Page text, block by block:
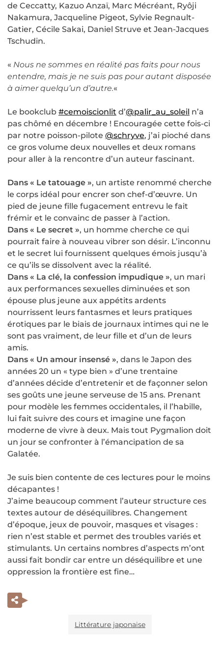
de Ceccatty, Kazuo Anzaï, Marc Mécréant, Ryôji
Nakamura, Jacqueline Pigeot, Sylvie Regnault-
Gatier, Cécile Sakai, Daniel Struve et Jean-Jacques
Tschudin.
« Nous ne sommes en réalité pas faits pour nous
entendre, mais je ne suis pas pour autant disposée
à aimer quelqu’un d’autre.«
Le bookclub #cemoiscionlit d’@palir_au_soleil n’a
pas chômé en décembre ! Encouragée cette fois-ci
par notre poisson-pilote @schryve, j’ai pioché dans
ce gros volume deux nouvelles et deux romans
pour aller à la rencontre d’un auteur fascinant.
Dans « Le tatouage », un artiste renommé cherche
le corps idéal pour encrer son chef-d’œuvre. Un
pied de jeune fille fugacement entrevu le fait
frémir et le convainc de passer à l’action.
Dans « Le secret », un homme cherche ce qui
pourrait faire à nouveau vibrer son désir. L’inconnu
et le secret lui fournissent quelques émois jusqu’à
ce qu’ils se dissolvent avec la réalité.
Dans « La clé, la confession impudique », un mari
aux performances sexuelles diminuées et son
épouse plus jeune aux appétits ardents
nourrissent leurs fantasmes et leurs pratiques
érotiques par le biais de journaux intimes qui ne le
sont pas vraiment, de leur fille et d’un de leurs
amis.
Dans « Un amour insensé », dans le Japon des
années 20 un « type bien » d’une trentaine
d’années décide d’entretenir et de façonner selon
ses goûts une jeune serveuse de 15 ans. Prenant
pour modèle les femmes occidentales, il l’habille,
lui fait suivre des cours et imagine une façon
moderne de vivre à deux. Mais tout Pygmalion doit
un jour se confronter à l’émancipation de sa
Galatée.
Je suis bien contente de ces lectures pour le moins
décapantes !
J’aime beaucoup comment l’auteur structure ces
textes autour de déséquilibres. Changement
d’époque, jeux de pouvoir, masques et visages :
rien n’est stable et permet des troubles variés et
stimulants. Un certains nombres d’aspects m’ont
aussi fait bondir car entre un déséquilibre et une
oppression la frontière est fine…
Littérature japonaise